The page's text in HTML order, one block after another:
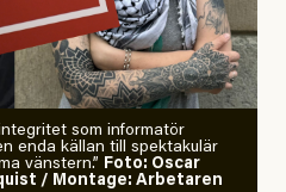
som informatör
enda källan till spektakulär
vänstern.” Foto: Oscar
/ Montage: Arbetaren